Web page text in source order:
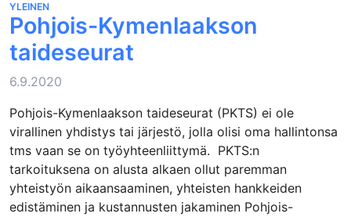
YLEINEN
Pohjois-Kymenlaakson
taideseurat
6.9.2020
Pohjois-Kymenlaakson taideseurat (PKTS) ei ole
virallinen yhdistys tai järjestö, jolla olisi oma hallintonsa
tms vaan se on työyhteenliittymä. PKTS:n
tarkoituksena on alusta alkaen ollut paremman
yhteistyön aikaansaaminen, yhteisten hankkeiden
edistäminen ja kustannusten jakaminen Pohjois-